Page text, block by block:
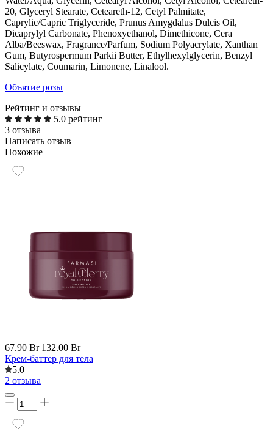
20, Glyceryl Stearate, Ceteareth-12, Cetyl Palmitate,
Caprylic/Capric Triglyceride, Prunus Amygdalus Dulcis Oil,
Dicaprylyl Carbonate, Phenoxyethanol, Dimethicone, Cera
Alba/Beeswax, Fragrance/Parfum, Sodium Polyacrylate, Xanthan
Gum, Butyrospermum Parkii Butter, Ethylhexylglycerin, Benzyl
Salicylate, Coumarin, Limonene, Linalool.
Объятие розы
Рейтинг и отзывы
5.0 рейтинг
3 отзыва
Написать отзыв
Похожие
67.90 Br 132.00 Br
Крем-баттер для тела
5.0
2 отзыва